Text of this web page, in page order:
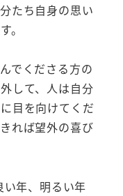
たち自身の思い
。
でくださる方の
して、人は自分
目を向けてくだ
れば望外の喜び
年、明るい年